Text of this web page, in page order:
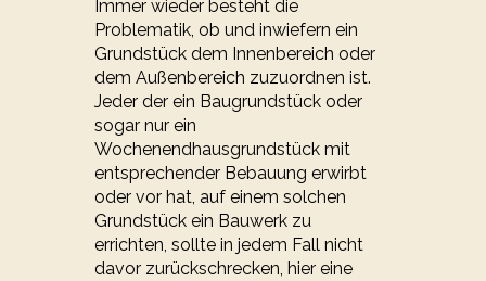
Über unsImmer wieder besteht die
Problematik, ob und inwiefern ein
Grundstück dem Innenbereich oder
dem Außenbereich zuzuordnen ist.
Jeder der ein Baugrundstück oder
sogar nur ein
Wochenendhausgrundstück mit
entsprechender Bebauung erwirbt
oder vor hat, auf einem solchen
Grundstück ein Bauwerk zu
errichten, sollte in jedem Fall nicht
davor zurückschrecken, hier eine